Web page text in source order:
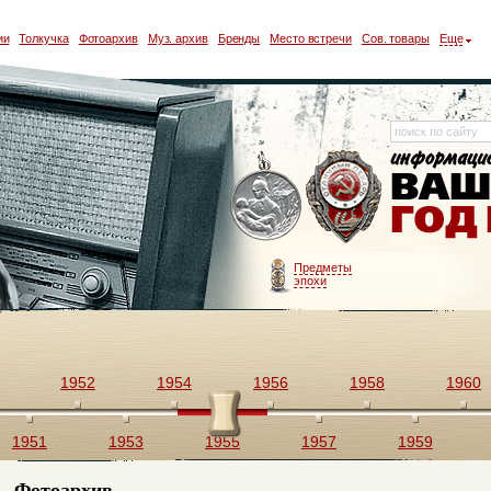
Толкучка Фотоархив Муз. архив Бренды Место встречи Сов. товары Еще
Предметы
эпохи
1951
1952
1953
1954
1955
1956
1957
1958
1959
1960